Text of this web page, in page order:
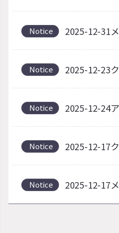
Notice 2025-12-31
Notice 2025-12-23
Notice 2025-12-24
Notice 2025-12-17
Notice 2025-12-17